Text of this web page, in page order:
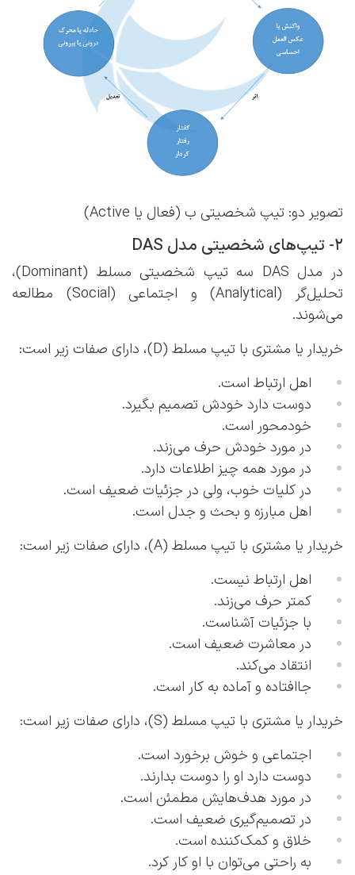
تصویر دو: تیپ شخصیتی ب (فعال یا Active)
2- تیپ‌های شخصیتی مدل DAS
در مدل DAS سه تیپ شخصیتی مسلط (Dominant)،
تحلیل‌گر (Analytical) و اجتماعی (Social) مطالعه
می‌شوند.
خریدار یا مشتری با تیپ مسلط (D)، دارای صفات زیر است:
اهل ارتباط است.
دوست دارد خودش تصمیم بگیرد.
خودمحور است.
در مورد خودش حرف می‌زند.
در مورد همه چیز اطلاعات دارد.
در کلیات خوب، ولی در جزئیات ضعیف است.
اهل مبارزه و بحث و جدل است.
خریدار یا مشتری با تیپ مسلط (A)، دارای صفات زیر است:
اهل ارتباط نیست.
کمتر حرف می‌زند.
با جزئیات آشناست.
در معاشرت ضعیف است.
انتقاد می‌کند.
جاافتاده و آماده به کار است.
خریدار یا مشتری با تیپ مسلط (S)، دارای صفات زیر است:
اجتماعی و خوش برخورد است.
دوست دارد او را دوست بدارند.
در مورد هدف‌هایش مطمئن است.
در تصمیم‌گیری ضعیف است.
خلاق و کمک‌کننده است.
به راحتی می‌توان با او کار کرد.